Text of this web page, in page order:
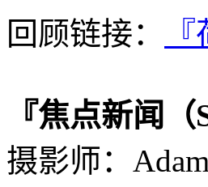
回顾链接：
『焦点新闻
摄影师：